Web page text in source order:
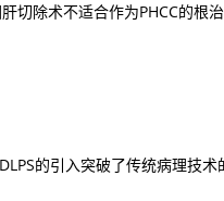
切除术不适合作为PHCC的根
的引入突破了传统病理技